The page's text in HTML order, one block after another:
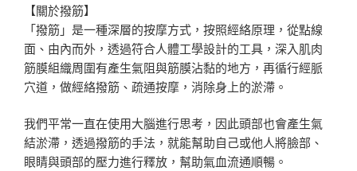
【關於撥筋】
「撥筋」是一種深層的按摩方式，按照經絡原理，從點線
面、由內而外，透過符合人體工學設計的工具，深入肌肉
筋膜組織周圍有產生氣阻與筋膜沾黏的地方，再循行經脈
穴道，做經絡撥筋、疏通按摩，消除身上的淤滯。
我們平常一直在使用大腦進行思考，因此頭部也會產生氣
結淤滯，透過撥筋的手法，就能幫助自己或他人將臉部、
眼睛與頭部的壓力進行釋放，幫助氣血流通順暢。